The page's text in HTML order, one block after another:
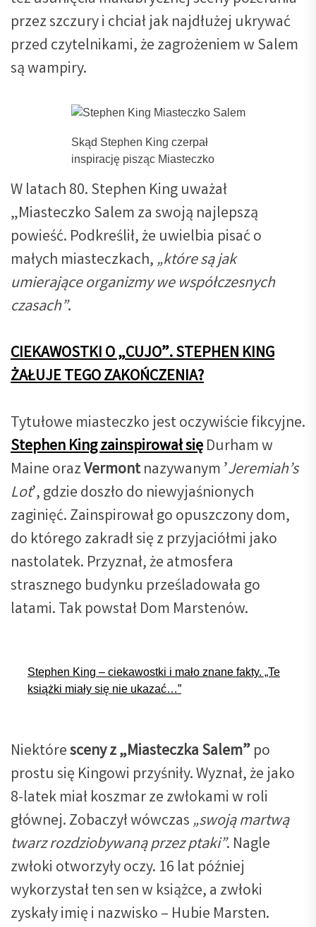
przez szczury i chciał jak najdłużej ukrywać
przed czytelnikami, że zagrożeniem w Salem
są wampiry.
Skąd Stephen King czerpał
inspirację pisząc Miasteczko
W latach 80. Stephen King uważał
„Miasteczko Salem za swoją najlepszą
powieść. Podkreślił, że uwielbia pisać o
małych miasteczkach,„które są jak
umierające organizmy we współczesnych
czasach”.
CIEKAWOSTKI O „CUJO”. STEPHEN KING
ŻAŁUJE TEGO ZAKOŃCZENIA?
Tytułowe miasteczko jest oczywiście fikcyjne.
Stephen King zainspirował sięDurham w
Maine orazVermontnazywanym ’Jeremiah’s
Lot’, gdzie doszło do niewyjaśnionych
zaginięć. Zainspirował go opuszczony dom,
do którego zakradł się z przyjaciółmi jako
nastolatek. Przyznał, że atmosfera
strasznego budynku prześladowała go
latami. Tak powstał Dom Marstenów.
Stephen King – ciekawostki i mało znane fakty. „Te
książki miały się nie ukazać…”
Niektóresceny z „Miasteczka Salem”po
prostu się Kingowi przyśniły. Wyznał, że jako
8-latek miał koszmar ze zwłokami w roli
głównej. Zobaczył wówczas„swoją martwą
twarz rozdziobywaną przez ptaki”. Nagle
zwłoki otworzyły oczy. 16 lat później
wykorzystał ten sen w książce, a zwłoki
zyskały imię i nazwisko – Hubie Marsten.